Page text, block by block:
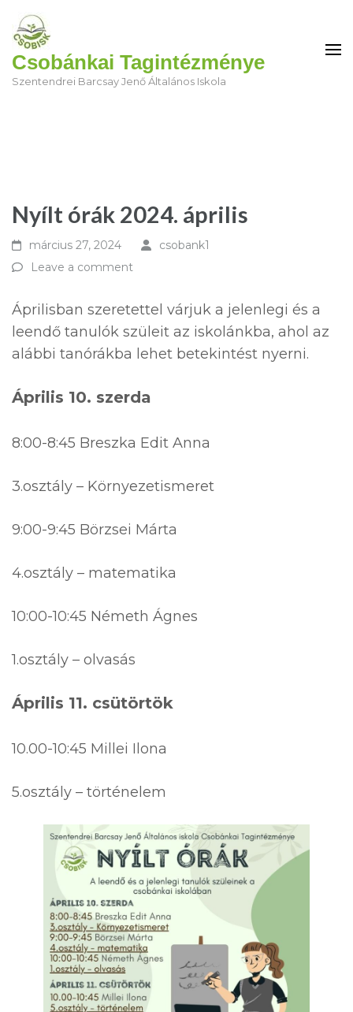
Csobánkai Tagintézménye
Szentendrei Barcsay Jenő Általános Iskola
Nyílt órák 2024. április
március 27, 2024
csobank1
Leave a comment
Áprilisban szeretettel várjuk a jelenlegi és a
leendő tanulók szüleit az iskolánkba, ahol az
alábbi tanórákba lehet betekintést nyerni.
Április 10. szerda
8:00-8:45 Breszka Edit Anna
3.osztály – Környezetismeret
9:00-9:45 Börzsei Márta
4.osztály – matematika
10:00-10:45 Németh Ágnes
1.osztály – olvasás
Április 11. csütörtök
10.00-10:45 Millei Ilona
5.osztály – történelem